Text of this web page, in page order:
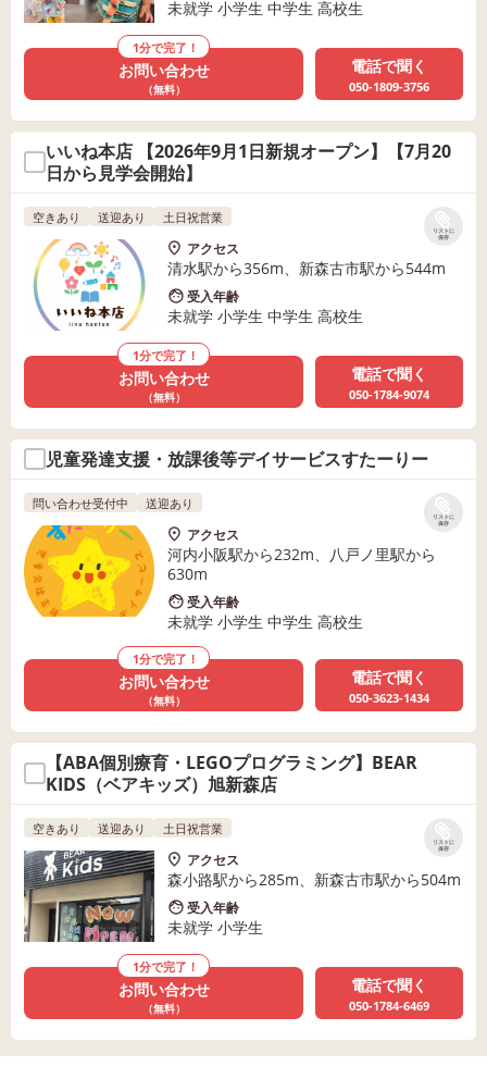
未就学 小学生 中学生 高校生
1分で完了！
お問い合わせ
（無料）
電話で聞く
050-1809-3756
いいね本店 【2026年9月1日新規オープン】【7月20
日から見学会開始】
リストに
保存
空きあり 送迎あり 土日祝営業
アクセス
清水駅から356m、新森古市駅から544m
受入年齢
未就学 小学生 中学生 高校生
1分で完了！
お問い合わせ
（無料）
電話で聞く
050-1784-9074
児童発達支援・放課後等デイサービスすたーりー
リストに
保存
問い合わせ受付中 送迎あり
アクセス
河内小阪駅から232m、八戸ノ里駅から
630m
受入年齢
未就学 小学生 中学生 高校生
1分で完了！
お問い合わせ
（無料）
電話で聞く
050-3623-1434
【ABA個別療育・LEGOプログラミング】BEAR
KIDS（ベアキッズ）旭新森店
リストに
保存
空きあり 送迎あり 土日祝営業
アクセス
森小路駅から285m、新森古市駅から504m
受入年齢
未就学 小学生
1分で完了！
お問い合わせ
（無料）
電話で聞く
050-1784-6469